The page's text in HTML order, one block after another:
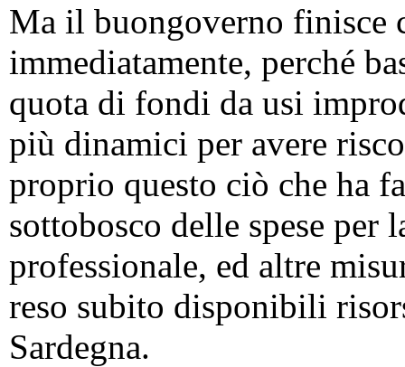
Ma il buongoverno finisce
immediatamente, perché
quota di fondi da usi
più dinamici per avere
proprio questo ciò che ha
sottobosco delle spese per
professionale, ed altre
reso subito disponibili
Sardegna.